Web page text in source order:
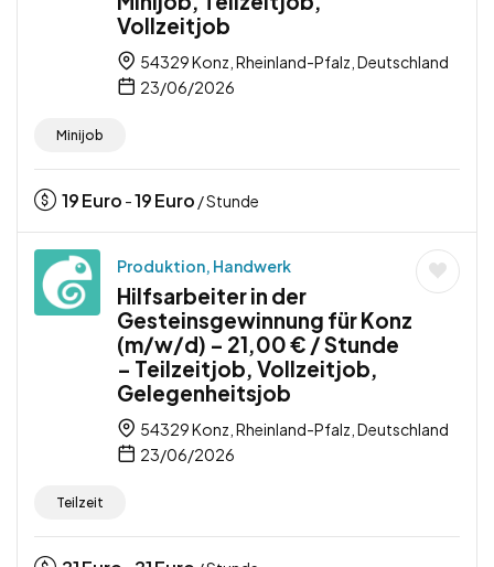
Vollzeitjob
54329 Konz, Rheinland-Pfalz, Deutschland
23/06/2026
Minijob
19Euro -19Euro / Stunde
Produktion, Handwerk
Hilfsarbeiter in der
Gesteinsgewinnung für Konz
(m/w/d) – 21,00 € / Stunde
– Teilzeitjob, Vollzeitjob,
Gelegenheitsjob
54329 Konz, Rheinland-Pfalz, Deutschland
23/06/2026
Teilzeit